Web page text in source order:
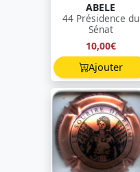
ABELE
44 Présidence du
Sénat
10,00€
Ajouter